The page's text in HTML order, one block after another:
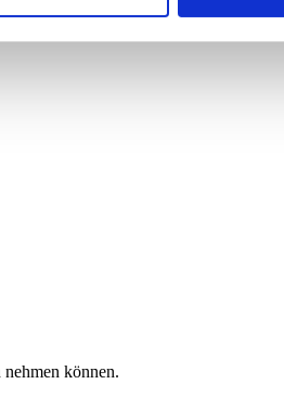
können.